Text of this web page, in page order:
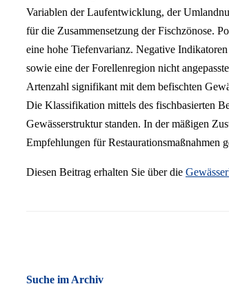
Variablen der Laufentwicklung, der
für die Zusammensetzung der Fischzönose.
eine hohe Tiefenvarianz. Negative
sowie eine der Forellenregion nicht
Artenzahl signifikant mit dem befischten
Die Klassifikation mittels des fischbasierten
Gewässerstruktur standen. In der mäßigen
Empfehlungen für Restaurationsmaßnahmen
Diesen Beitrag erhalten Sie über die
Suche im Archiv